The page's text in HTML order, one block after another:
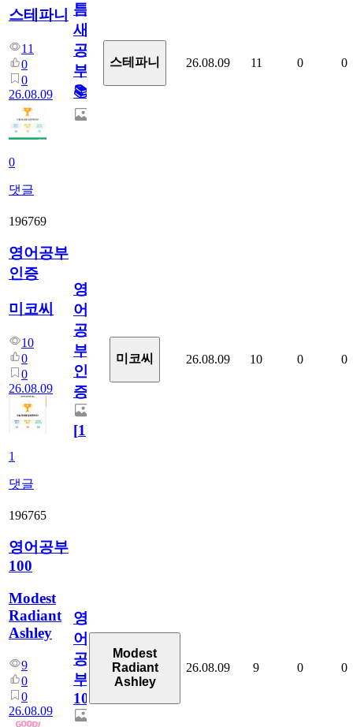
스테파니
11
0
0
26.08.09
0
댓글
틈
새
공
부!
📚
스테파니 26.08.09 11 0 0
196769
영어공부
인증
미코씨
10
0
0
26.08.09
1
댓글
영
어
공
부
인
증
[1]
미코씨 26.08.09 10 0 0
196765
영어공부
100
Modest
Radiant
Ashley
9
0
0
26.08.09
영
어
공
부
100
Modest
Radiant
Ashley
26.08.09 9 0 0